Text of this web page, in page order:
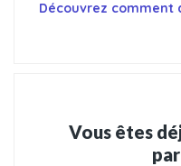
Découvrez comment
Vous êtes